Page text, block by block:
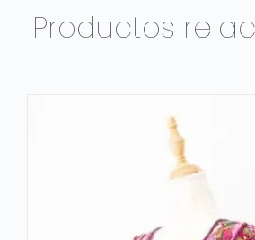
Productos